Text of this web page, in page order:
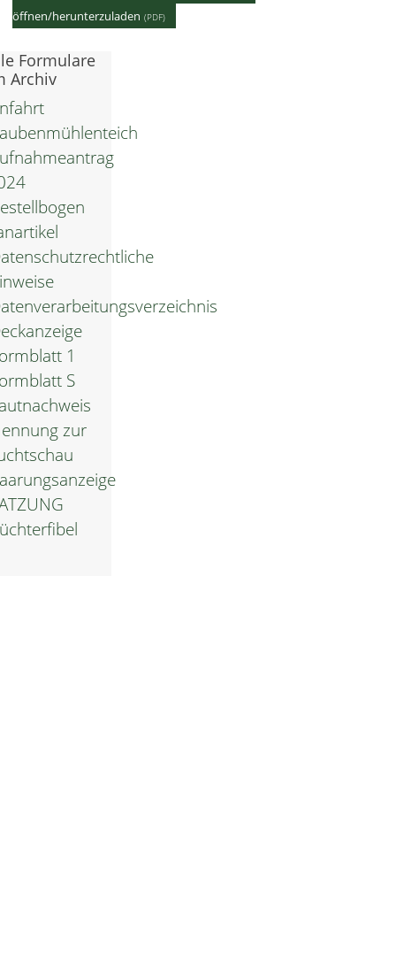
öffnen/herunterzuladen
Formulare
Archiv
1
S
zur